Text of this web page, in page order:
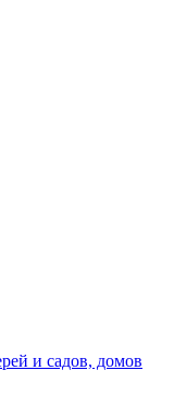
и садов, домов